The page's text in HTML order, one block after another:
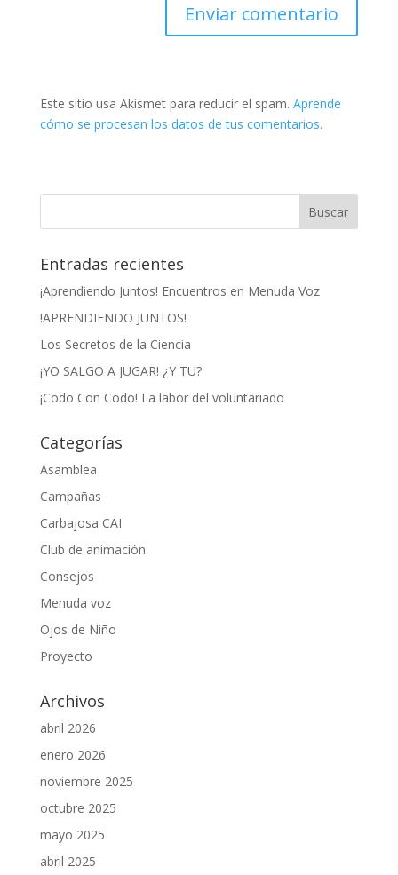
Este sitio usa Akismet para reducir el spam. Aprende
cómo se procesan los datos de tus comentarios.
Entradas recientes
¡Aprendiendo Juntos! Encuentros en Menuda Voz
!APRENDIENDO JUNTOS!
Los Secretos de la Ciencia
¡YO SALGO A JUGAR! ¿Y TU?
¡Codo Con Codo! La labor del voluntariado
Categorías
Asamblea
Campañas
Carbajosa CAI
Club de animación
Consejos
Menuda voz
Ojos de Niño
Proyecto
Archivos
abril 2026
enero 2026
noviembre 2025
octubre 2025
mayo 2025
abril 2025